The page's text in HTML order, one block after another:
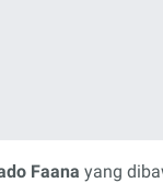
Faana yang